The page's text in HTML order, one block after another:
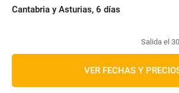
Cantabria y Asturias, 6 días
Salida el
VER FECHAS Y